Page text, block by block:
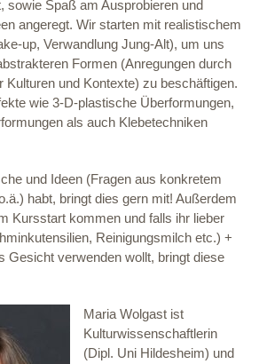
sowie Spaß am Ausprobieren und
angeregt. Wir starten mit realistischem
up, Verwandlung Jung-Alt), um uns
Formen (Anregungen durch
Kulturen und Kontexte) zu beschäftigen.
wie 3-D-plastische Überformungen,
als auch Klebetechniken
und Ideen (Fragen aus konkretem
habt, bringt dies gern mit! Außerdem
Kursstart kommen und falls ihr lieber
Reinigungsmilch etc.) +
Gesicht verwenden wollt, bringt diese
Maria Wolgast ist
Kulturwissenschaftlerin
(Dipl. Uni Hildesheim) und